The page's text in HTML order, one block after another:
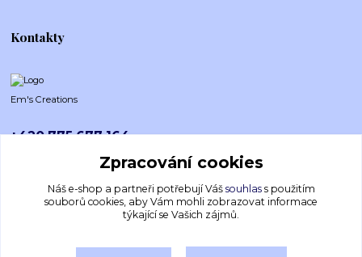
Kontakty
Em's Creations
+420 775 677 164
emscreations.cz@gmail.com
Zpracování cookies
Náš e-shop a partneři potřebují Váš souhlass použitím
souborů cookies, aby Vám mohli zobrazovat informace
týkající se Vašich zájmů.